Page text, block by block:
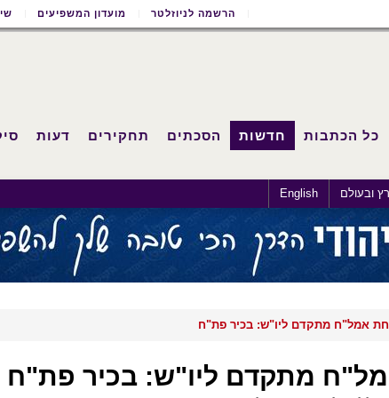
הרשמה לניוזלטר מועדון המשפיעים
כל הכתבות חדשות
ובעולם English
הסכתים תחקירים דעות
אמל"ח מתקדם ליו"ש: בכיר פת"ח
מתקדם ליו"ש: בכיר פת"ח